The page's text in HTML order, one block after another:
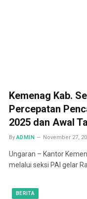
Kemenag Kab.
Percepatan
2025 dan Awal
By ADMIN November 27,
Ungaran – Kantor
melalui seksi PAI gelar
BERITA